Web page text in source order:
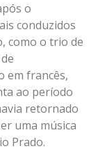
o
conduzidos
como o trio de
em francês,
ao período
retornado
uma música
Prado.